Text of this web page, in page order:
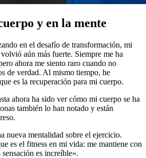
y en la mente
en el desafío de transformación, mi
aún más fuerte. Siempre me ha
ahora me siento raro cuando no
de verdad. Al mismo tiempo, he
es la recuperación para mi cuerpo.
ahora ha sido ver cómo mi cuerpo se ha
también lo han notado y están
nueva mentalidad sobre el ejercicio.
es el fitness en mi vida: me mantiene con
es increíble».